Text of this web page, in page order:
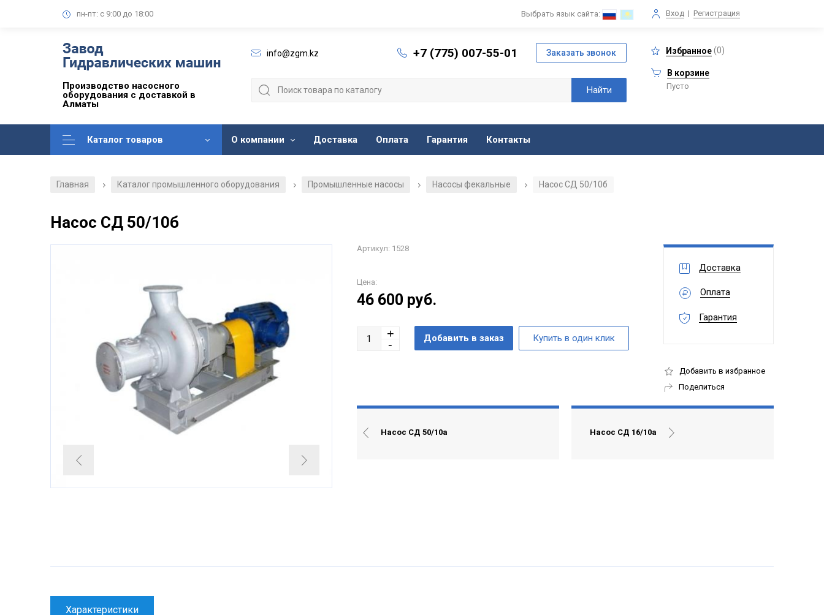
пн-пт: с 9:00 до 18:00 Вход | Регистрация
Выбрать язык сайта:
Производство насосного
оборудования с доставкой в
Алматы
info@zgm.kz +7 (775) 007-55-01 Избранное(0)
В корзине
Пусто
Каталог товаров О компании Доставка Оплата Гарантия Контакты
Главная / Каталог промышленного оборудования / Промышленные насосы / Насосы фекальные / Насос СД 50/10б
Насос СД 50/10б
Артикул: 1528
Цена:
46 600 руб.
Доставка
Оплата
Гарантия
Добавить в избранное
Поделиться
Насос СД 50/10а Насос СД 16/10а
Характеристики